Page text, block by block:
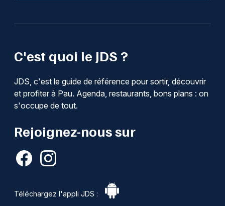
C'est quoi le JDS ?
JDS, c'est le guide de référence pour sortir, découvrir
et profiter à Pau. Agenda, restaurants, bons plans : on
s'occupe de tout.
Rejoignez-nous sur
Téléchargez l'appli JDS :